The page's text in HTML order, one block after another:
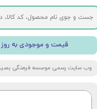
خروج از حساب کاربری
! قیمت و موجودی به
وب سایت رسمی موسسه فرهنگی